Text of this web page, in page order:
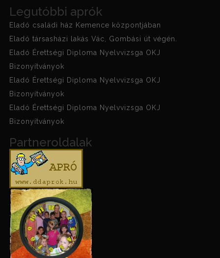
Legutóbbi aprók
Eladó családi ház Kemence központjában
Eladó társasházi lakás Vác, Gombási út végén.
Eladó Érettségi Diploma Nyelvvizsga OKJ
Bizonyítványok
Eladó Érettségi Diploma Nyelvvizsga OKJ
Bizonyítványok
Eladó Érettségi Diploma Nyelvvizsga OKJ
Bizonyítványok
Partneroldalak